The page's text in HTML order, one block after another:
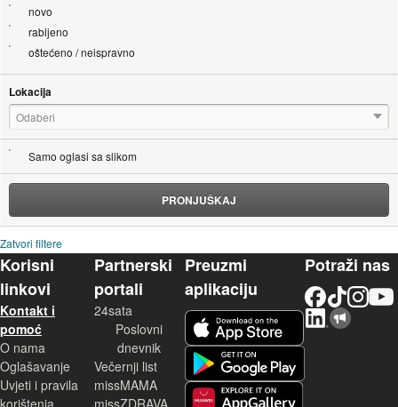
novo
rabljeno
oštećeno / neispravno
Lokacija
Odaberi
Samo oglasi sa slikom
PRONJUŠKAJ
Zatvori filtere
Korisni
linkovi
Kontakt i
pomoć
O nama
Oglašavanje
Uvjeti i pravila
korištenja
Partnerski
portali
24sata
Poslovni
dnevnik
Večernji list
missMAMA
missZDRAVA
Preuzmi
aplikaciju
Potraži nas